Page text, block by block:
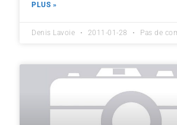
PLUS »
Denis Lavoie 2011-01-28 Pas de